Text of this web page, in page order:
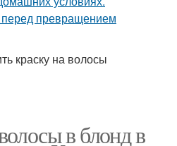
краску на волосы
в блонд в